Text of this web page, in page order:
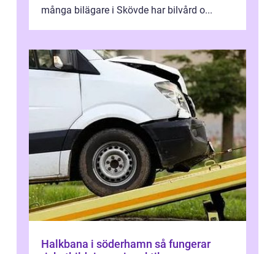
många bilägare i Skövde har bilvård o...
Halkbana i söderhamn så fungerar